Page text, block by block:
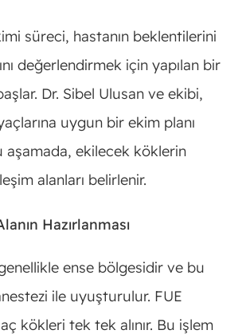
süreci, hastanın beklentilerini
değerlendirmek için yapılan bir
Dr. Sibel Ulusan ve ekibi,
uygun bir ekim planı
aşamada, ekilecek köklerin
alanları belirlenir.
Hazırlanması
ense bölgesidir ve bu
ile uyuşturulur. FUE
kökleri tek tek alınır. Bu işlem